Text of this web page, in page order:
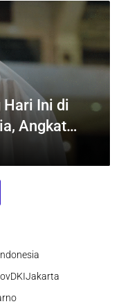
Hari Ini di
Angkat
Jati Diri,